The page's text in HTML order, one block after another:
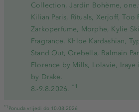
Collection, Jardin Bohème,
Kilian Paris, Rituals, Xerjoff, Too
Zarkoperfume, Morphe, Kylie
Fragrance, Khloe Kardashian,
Stand Out, Orebella, Balmain
Florence by Mills, Lolavie, Iraye
by Drake.
8.-9.8.2026. *1
*1 Ponuda vrijedi do 10.08.2026